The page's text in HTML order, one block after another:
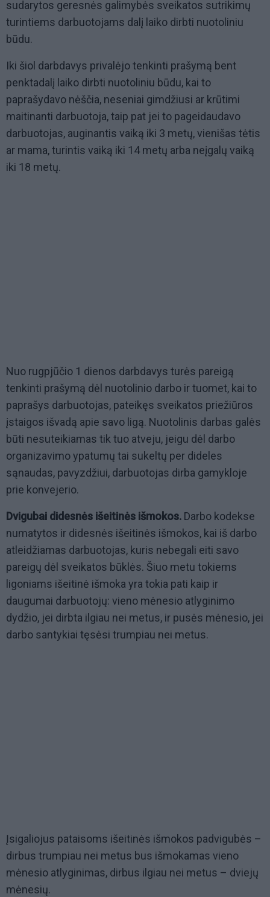
sudarytos geresnės galimybės sveikatos sutrikimų
turintiems darbuotojams dalį laiko dirbti nuotoliniu
būdu.
Iki šiol darbdavys privalėjo tenkinti prašymą bent
penktadalį laiko dirbti nuotoliniu būdu, kai to
paprašydavo nėščia, neseniai gimdžiusi ar krūtimi
maitinanti darbuotoja, taip pat jei to pageidaudavo
darbuotojas, auginantis vaiką iki 3 metų, vienišas tėtis
ar mama, turintis vaiką iki 14 metų arba neįgalų vaiką
iki 18 metų.
Nuo rugpjūčio 1 dienos darbdavys turės pareigą
tenkinti prašymą dėl nuotolinio darbo ir tuomet, kai to
paprašys darbuotojas, pateikęs sveikatos priežiūros
įstaigos išvadą apie savo ligą. Nuotolinis darbas galės
būti nesuteikiamas tik tuo atveju, jeigu dėl darbo
organizavimo ypatumų tai sukeltų per dideles
sąnaudas, pavyzdžiui, darbuotojas dirba gamykloje
prie konvejerio.
Dvigubai didesnės išeitinės išmokos. Darbo kodekse
numatytos ir didesnės išeitinės išmokos, kai iš darbo
atleidžiamas darbuotojas, kuris nebegali eiti savo
pareigų dėl sveikatos būklės. Šiuo metu tokiems
ligoniams išeitinė išmoka yra tokia pati kaip ir
daugumai darbuotojų: vieno mėnesio atlyginimo
dydžio, jei dirbta ilgiau nei metus, ir pusės mėnesio, jei
darbo santykiai tęsėsi trumpiau nei metus.
Įsigaliojus pataisoms išeitinės išmokos padvigubės –
dirbus trumpiau nei metus bus išmokamas vieno
mėnesio atlyginimas, dirbus ilgiau nei metus – dviejų
mėnesių.